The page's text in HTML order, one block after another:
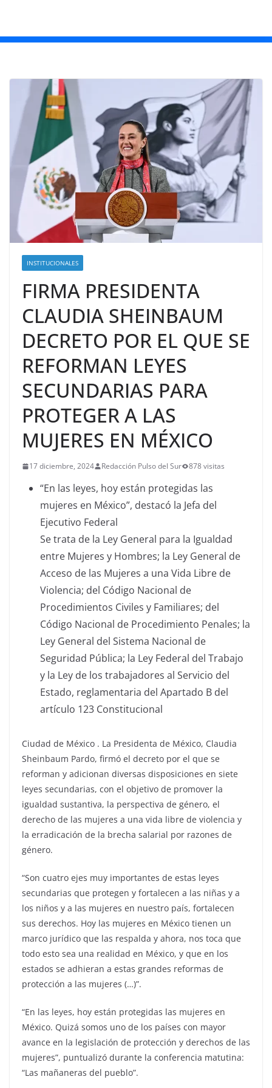
INSTITUCIONALES
FIRMA PRESIDENTA
CLAUDIA SHEINBAUM
DECRETO POR EL QUE SE
REFORMAN LEYES
SECUNDARIAS PARA
PROTEGER A LAS
MUJERES EN MÉXICO
17 diciembre, 2024 Redacción Pulso del Sur 878 visitas
“En las leyes, hoy están protegidas las
mujeres en México”, destacó la Jefa del
Ejecutivo Federal
Se trata de la Ley General para la Igualdad
entre Mujeres y Hombres; la Ley General de
Acceso de las Mujeres a una Vida Libre de
Violencia; del Código Nacional de
Procedimientos Civiles y Familiares; del
Código Nacional de Procedimiento Penales; la
Ley General del Sistema Nacional de
Seguridad Pública; la Ley Federal del Trabajo
y la Ley de los trabajadores al Servicio del
Estado, reglamentaria del Apartado B del
artículo 123 Constitucional
Ciudad de México . La Presidenta de México, Claudia
Sheinbaum Pardo, firmó el decreto por el que se
reforman y adicionan diversas disposiciones en siete
leyes secundarias, con el objetivo de promover la
igualdad sustantiva, la perspectiva de género, el
derecho de las mujeres a una vida libre de violencia y
la erradicación de la brecha salarial por razones de
género.
“Son cuatro ejes muy importantes de estas leyes
secundarias que protegen y fortalecen a las niñas y a
los niños y a las mujeres en nuestro país, fortalecen
sus derechos. Hoy las mujeres en México tienen un
marco jurídico que las respalda y ahora, nos toca que
todo esto sea una realidad en México, y que en los
estados se adhieran a estas grandes reformas de
protección a las mujeres (…)”.
“En las leyes, hoy están protegidas las mujeres en
México. Quizá somos uno de los países con mayor
avance en la legislación de protección y derechos de las
mujeres”, puntualizó durante la conferencia matutina:
“Las mañaneras del pueblo”.